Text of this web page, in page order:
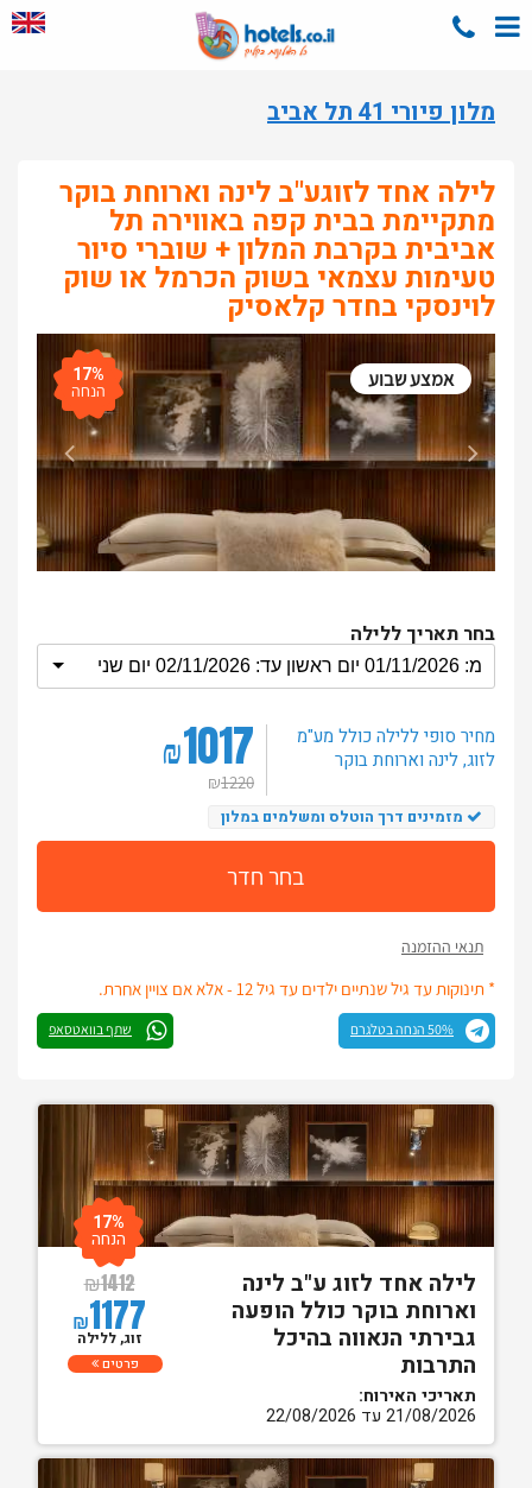
מלון פיורי 41 תל אביב
לילה אחד לזוגע"ב לינה וארוחת בוקר
מתקיימת בבית קפה באווירה תל
אביבית בקרבת המלון + שוברי סיור
טעימות עצמאי בשוק הכרמל או שוק
לוינסקי בחדר קלאסיק
אמצע שבוע 17%
הנחה
בחר תאריך ללילה
₪1017
₪1220
מחיר סופי ללילה כולל מע"מ
לזוג, לינה וארוחת בוקר
מזמינים דרך הוטלס ומשלמים במלון
בחר חדר
תנאי ההזמנה
* תינוקות עד גיל שנתיים ילדים עד גיל 12 - אלא אם צויין אחרת.
50% הנחה בטלגרם שתף בוואטסאפ
לילה אחד לזוג ע"ב לינה
וארוחת בוקר כולל הופעה
גבירתי הנאווה בהיכל
התרבות
תאריכי האירוח:
21/08/2026 עד 22/08/2026
₪1412
₪1177
17%
הנחה
זוג, ללילה
פרטים